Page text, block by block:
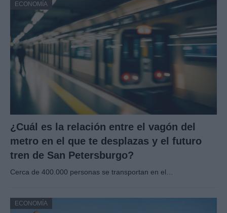
ECONOMÍA
¿Cuál es la relación entre el vagón del
metro en el que te desplazas y el futuro
tren de San Petersburgo?
Cerca de 400.000 personas se transportan en el…
ECONOMÍA